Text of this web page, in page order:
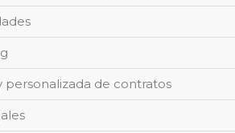
personalizada de contratos